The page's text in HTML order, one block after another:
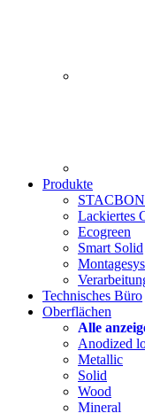
Produkte
Lackiertes
Ecogreen
Smart Solid
Technisches Büro
Oberflächen
Alle
Anodized
Metallic
Solid
Wood
Mineral